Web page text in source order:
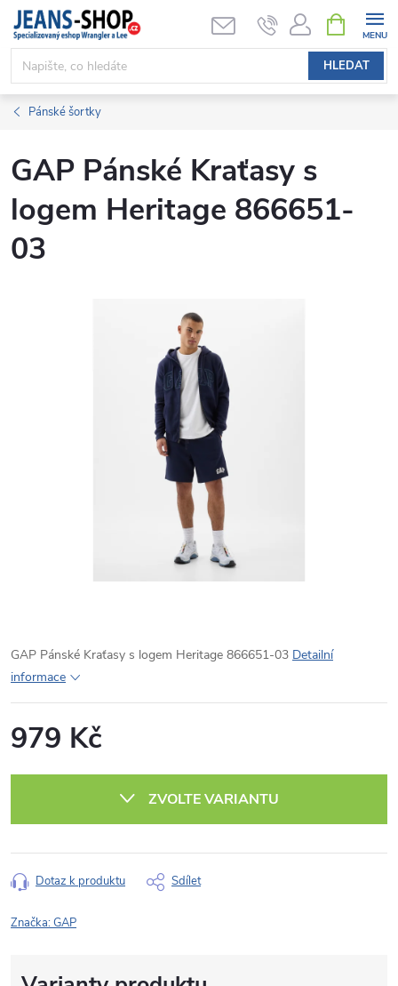
Přejít
obsah
HLEDAT
NÁKUPNÍ
KOŠÍK
Pánské šortky
GAP Pánské Kraťasy s
logem Heritage 866651-
03
GAP Pánské Kraťasy s logem Heritage 866651-03 Detailní
informace
979 Kč
ZVOLTE VARIANTU
Dotaz k produktu Sdílet
Značka:GAP